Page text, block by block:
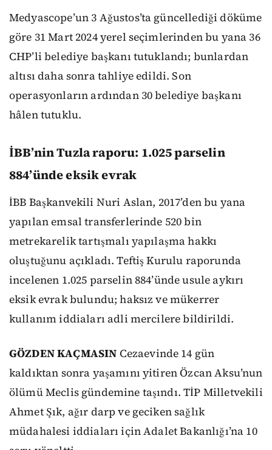
Medyascope’un 3 Ağustos’ta güncellediği döküme
göre 31 Mart 2024 yerel seçimlerinden bu yana 36
CHP’li belediye başkanı tutuklandı; bunlardan
altısı daha sonra tahliye edildi. Son
operasyonların ardından 30 belediye başkanı
hâlen tutuklu.
İBB’nin Tuzla raporu: 1.025 parselin
884’ünde eksik evrak
İBB Başkanvekili Nuri Aslan, 2017’den bu yana
yapılan emsal transferlerinde 520 bin
metrekarelik tartışmalı yapılaşma hakkı
oluştuğunu açıkladı. Teftiş Kurulu raporunda
incelenen 1.025 parselin 884’ünde usule aykırı
eksik evrak bulundu; haksız ve mükerrer
kullanım iddiaları adli mercilere bildirildi.
GÖZDEN KAÇMASIN Cezaevinde 14 gün
kaldıktan sonra yaşamını yitiren Özcan Aksu’nun
ölümü Meclis gündemine taşındı. TİP Milletvekili
Ahmet Şık, ağır darp ve geciken sağlık
müdahalesi iddiaları için Adalet Bakanlığı’na 10